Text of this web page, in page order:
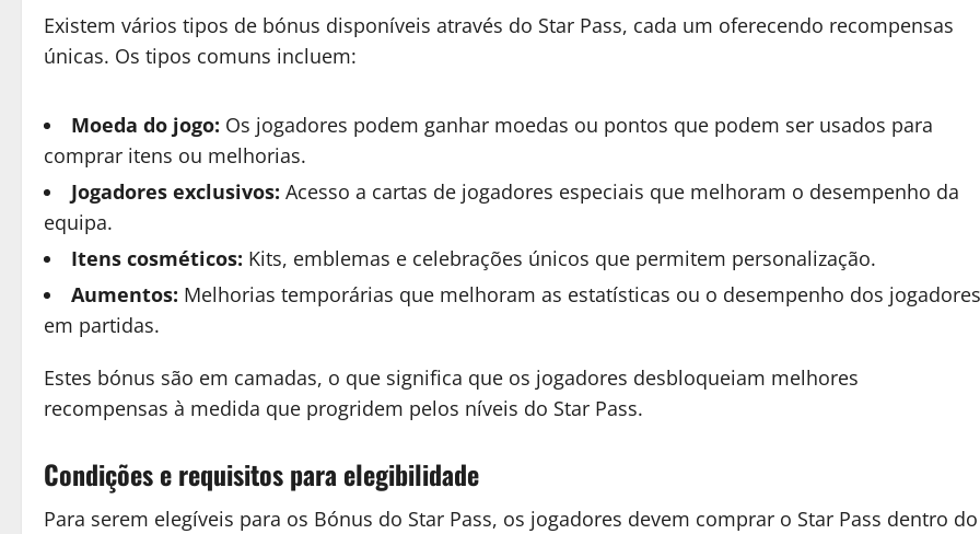
Existem vários tipos de bónus disponíveis através do Star Pass, cada um oferecendo recompensas
únicas. Os tipos comuns incluem:
Moeda do jogo: Os jogadores podem ganhar moedas ou pontos que podem ser usados para
comprar itens ou melhorias.
Jogadores exclusivos: Acesso a cartas de jogadores especiais que melhoram o desempenho da
equipa.
Itens cosméticos: Kits, emblemas e celebrações únicos que permitem personalização.
Aumentos: Melhorias temporárias que melhoram as estatísticas ou o desempenho dos jogadores
em partidas.
Estes bónus são em camadas, o que significa que os jogadores desbloqueiam melhores
recompensas à medida que progridem pelos níveis do Star Pass.
Condições e requisitos para elegibilidade
Para serem elegíveis para os Bónus do Star Pass, os jogadores devem comprar o Star Pass dentro do